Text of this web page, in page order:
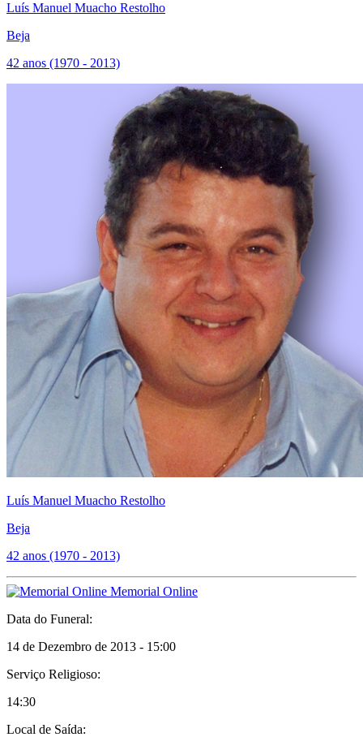
Luís Manuel Muacho Restolho
Beja
42 anos (1970 - 2013)
Luís Manuel Muacho Restolho
Beja
42 anos (1970 - 2013)
Memorial Online
Data do Funeral:
14 de Dezembro de 2013 - 15:00
Serviço Religioso:
14:30
Local de Saída: